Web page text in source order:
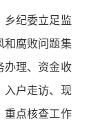
乡纪委立足监
和腐败问题集
办理、资金收
入户走访、现
重点核查工作